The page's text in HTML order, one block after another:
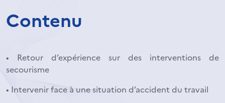
Contenu
• Retour d’expérience sur des interventions de
secourisme
• Intervenir face à une situation d’accident du travail